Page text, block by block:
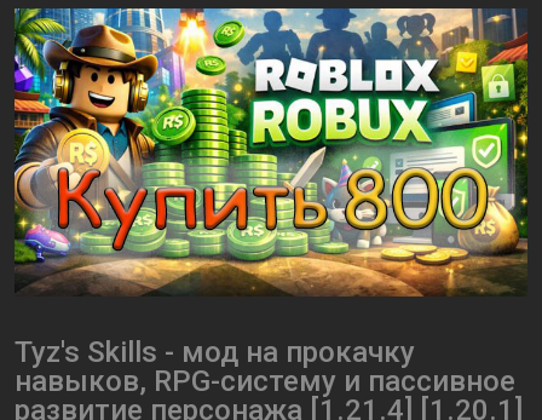
Tyz's Skills - мод на прокачку
навыков, RPG-систему и пассивное
развитие персонажа [1.21.4] [1.20.1]